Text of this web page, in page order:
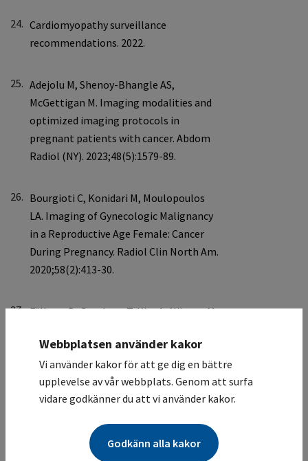
24.
25.
26.
27.
Webbplatsen använder kakor
Vi använder kakor för att ge dig en bättre
upplevelse av vår webbplats. Genom att surfa
vidare godkänner du att vi använder kakor.
Godkänn alla kakor